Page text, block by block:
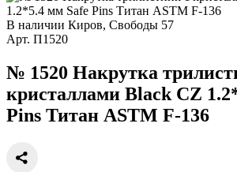
В наличии Киров, Свободы 57
Арт. П1520
№ 1520 Накрутка
кристаллами Black CZ
Pins Титан ASTM F-136